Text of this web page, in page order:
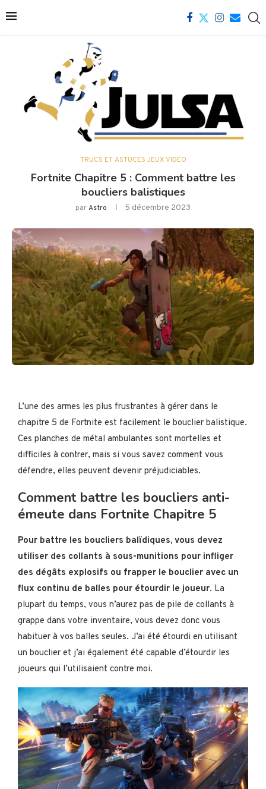
TRUCS ET ASTUCES JEUX VIDÉO
Fortnite Chapitre 5 : Comment battre les
boucliers balistiques
parAstro 5 décembre 2023
L’une des armes les plus frustrantes à gérer dans le
chapitre 5 de Fortnite est facilement le bouclier balistique.
Ces planches de métal ambulantes sont mortelles et
difficiles à contrer, mais si vous savez comment vous
défendre, elles peuvent devenir préjudiciables.
Comment battre les boucliers anti-
émeute dans Fortnite Chapitre 5
Pour battre les boucliers balïdiques, vous devez
utiliser des collants à sous-munitions pour infliger
des dégâts explosifs ou frapper le bouclier avec un
flux continu de balles pour étourdir le joueur. La
plupart du temps, vous n’aurez pas de pile de collants à
grappe dans votre inventaire, vous devez donc vous
habituer à vos balles seules. J’ai été étourdi en utilisant
un bouclier et j’ai également été capable d’étourdir les
joueurs qui l’utilisaient contre moi.